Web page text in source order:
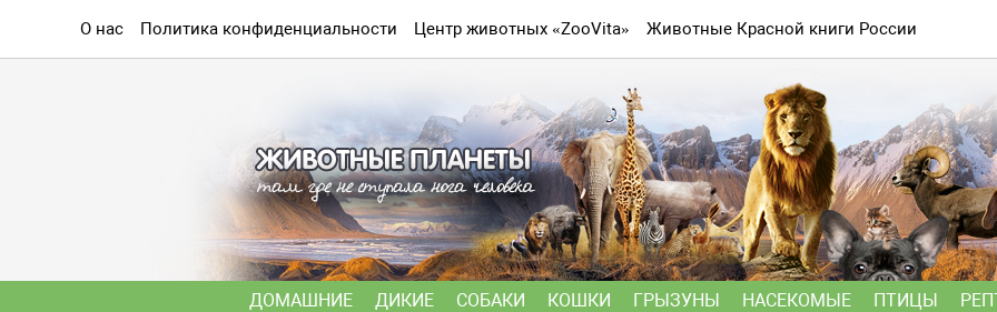
О нас Политика конфиденциальности Центр животных «ZooVita» Животные Красной книги России
ДОМАШНИЕ ДИКИЕ СОБАКИ КОШКИ ГРЫЗУНЫ НАСЕКОМЫЕ ПТИЦЫ